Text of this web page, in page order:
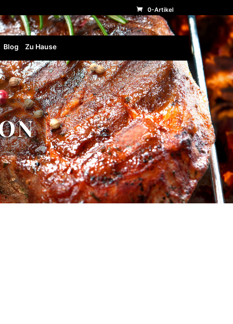
0-Artikel
Blog Zu Hause